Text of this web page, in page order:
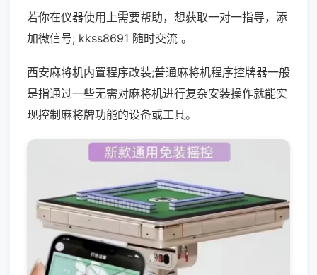
若你在仪器使用上需要帮助，想获取一对一指导，添
加微信号; kkss8691 随时交流 。
西安麻将机内置程序改装;普通麻将机程序控牌器一般
是指通过一些无需对麻将机进行复杂安装操作就能实
现控制麻将牌功能的设备或工具。